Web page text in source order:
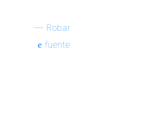
— Robar
fuente